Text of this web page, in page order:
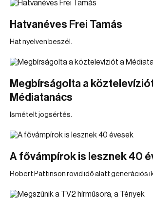
Hatvanéves Frei Tamás
Hat nyelven beszél.
Megbírságolta a
Médiatanács
Ismételt jogsértés.
A fővámpírok is lesznek 40
Robert Pattinson rövid idő alatt generációs